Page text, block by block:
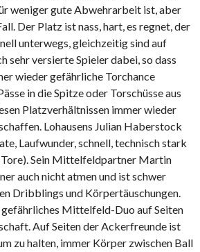
weniger gute Abwehrarbeit ist, aber
Der Platz ist nass, hart, es regnet, der
unterwegs, gleichzeitig sind auf
sehr versierte Spieler dabei, so dass
wieder gefährliche Torchance
in die Spitze oder Torschüsse aus
Platzverhältnissen immer wieder
Lohausens Julian Haberstock
Laufwunder, schnell, technisch stark
Sein Mittelfeldpartner Martin
auch nicht atmen und ist schwer
Dribblings und Körpertäuschungen.
gefährliches Mittelfeld-Duo auf Seiten
Auf Seiten der Ackerfreunde ist
zu halten, immer Körper zwischen Ball